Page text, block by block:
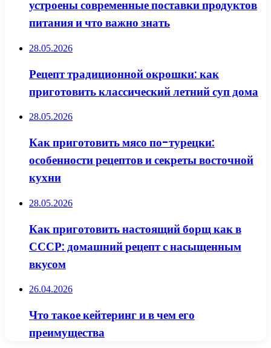
устроены современные поставки продуктов
питания и что важно знать
28.05.2026
Рецепт традиционной окрошки: как
приготовить классический летний суп дома
28.05.2026
Как приготовить мясо по-турецки:
особенности рецептов и секреты восточной
кухни
28.05.2026
Как приготовить настоящий борщ как в
СССР: домашний рецепт с насыщенным
вкусом
26.04.2026
Что такое кейтеринг и в чем его
преимущества